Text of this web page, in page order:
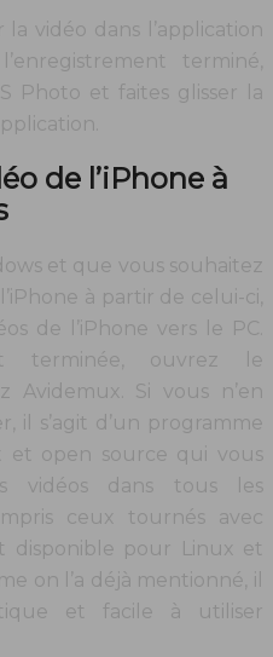
vidéo dans l’application
terminé,
Photo et faites glisser la
de l’iPhone à
et que vous souhaitez
à partir de celui-ci,
de l’iPhone vers le PC.
terminée, ouvrez le
Avidemux. Si vous n’en
il s’agit d’un programme
et open source qui vous
vidéos dans tous les
ceux tournés avec
disponible pour Linux et
on l’a déjà mentionné, il
et facile à utiliser